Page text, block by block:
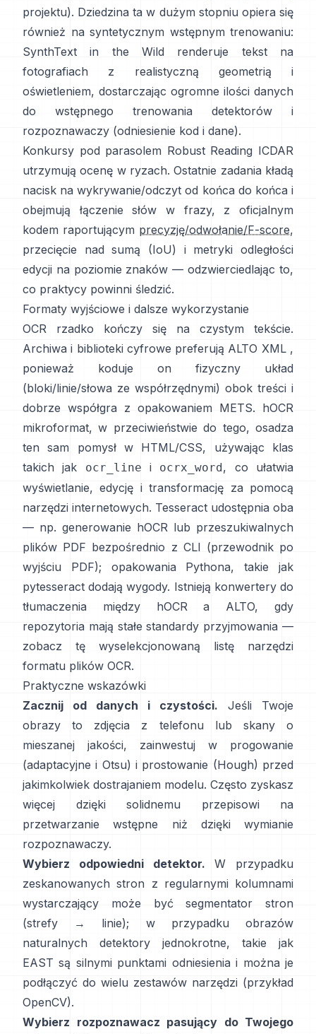
projektu). Dziedzina ta w dużym stopniu opiera się
również na syntetycznym wstępnym trenowaniu:
SynthText in the Wild
renderuje tekst na
fotografiach z realistyczną geometrią i
oświetleniem, dostarczając ogromne ilości danych
do wstępnego trenowania detektorów i
rozpoznawaczy (odniesienie kod i dane).
Konkursy pod parasolem Robust Reading ICDAR
utrzymują ocenę w ryzach. Ostatnie zadania kładą
nacisk na wykrywanie/odczyt od końca do końca i
obejmują łączenie słów w frazy, z oficjalnym
kodem raportującym precyzję/odwołanie/F-score,
przecięcie nad sumą (IoU) i metryki odległości
edycji na poziomie znaków — odzwierciedlając to,
co praktycy powinni śledzić.
Formaty wyjściowe i dalsze wykorzystanie
OCR rzadko kończy się na czystym tekście.
Archiwa i biblioteki cyfrowe preferują ALTO XML ,
ponieważ koduje on fizyczny układ
(bloki/linie/słowa ze współrzędnymi) obok treści i
dobrze współgra z opakowaniem METS. hOCR
mikroformat, w przeciwieństwie do tego, osadza
ten sam pomysł w HTML/CSS, używając klas
takich jak ocr_line i ocrx_word, co ułatwia
wyświetlanie, edycję i transformację za pomocą
narzędzi internetowych. Tesseract udostępnia oba
— np. generowanie hOCR lub przeszukiwalnych
plików PDF bezpośrednio z CLI (przewodnik po
wyjściu PDF); opakowania Pythona, takie jak
pytesseract dodają wygody. Istnieją konwertery do
tłumaczenia między hOCR a ALTO, gdy
repozytoria mają stałe standardy przyjmowania —
zobacz tę wyselekcjonowaną listę
narzędzi
formatu plików OCR.
Praktyczne wskazówki
Zacznij od danych i czystości. Jeśli Twoje
obrazy to zdjęcia z telefonu lub skany o
mieszanej jakości, zainwestuj w progowanie
(adaptacyjne i Otsu) i prostowanie (Hough) przed
jakimkolwiek dostrajaniem modelu. Często zyskasz
więcej dzięki solidnemu przepisowi na
przetwarzanie wstępne niż dzięki wymianie
rozpoznawaczy.
Wybierz odpowiedni detektor. W przypadku
zeskanowanych stron z regularnymi kolumnami
wystarczający może być segmentator stron
(strefy → linie); w przypadku obrazów
naturalnych detektory jednokrotne, takie jak
EAST są silnymi punktami odniesienia i można je
podłączyć do wielu zestawów narzędzi (przykład
OpenCV).
Wybierz rozpoznawacz pasujący do Twojego